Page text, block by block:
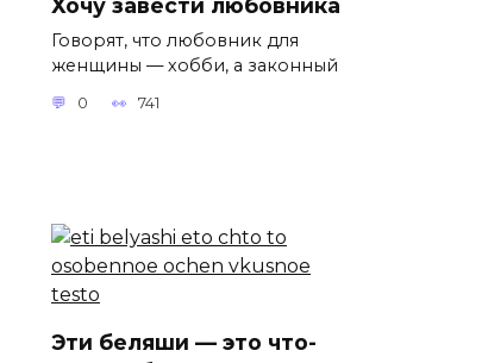
Хочу завести любовника
Говорят, что любовник для
женщины — хобби, а законный
0 741
Эти беляши — это что-